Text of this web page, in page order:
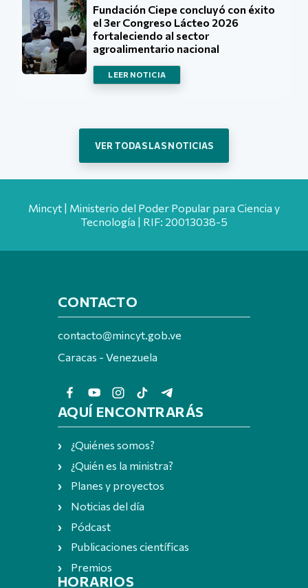
Fundación Ciepe concluyó con éxito
el 3er Congreso Lácteo 2026
fortaleciendo al sector
agroalimentario nacional
LEER NOTICIA
VER TODAS LAS NOTICIAS
Mincyt | Ministerio del Poder Popular para Ciencia y
Tecnología | RIF: 20013038-5
CONTACTO
contacto@mincyt.gob.ve
Caracas - Venezuela
AQUÍ ENCONTRARÁS
¿Quiénes somos?
¿Quién es la ministra?
Planes y proyectos
Noticias del día
Pódcast
Publicaciones científicas
Premios
HORARIOS